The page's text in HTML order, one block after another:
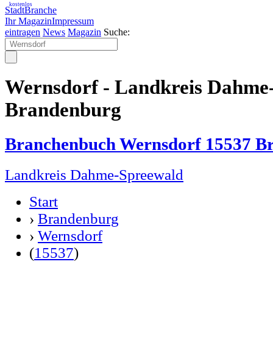
StadtBranche
Ihr MagazinImpressum
kostenlos
eintragen News Magazin Suche:
Wernsdorf - Landkreis
Brandenburg
Branchenbuch Wernsdorf 15537
Landkreis Dahme-Spreewald
Start
› Brandenburg
› Wernsdorf
(15537)